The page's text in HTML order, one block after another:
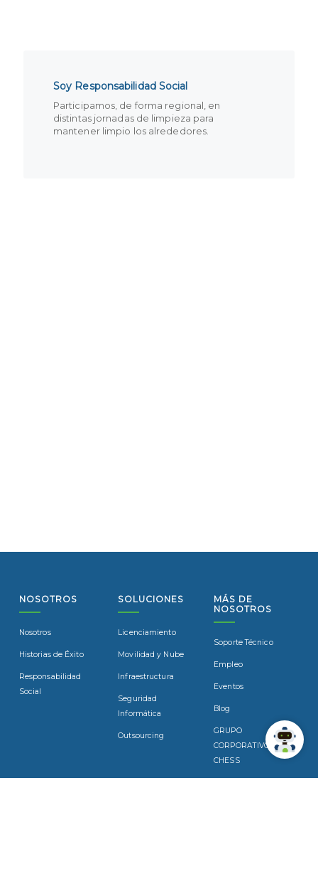
Soy Responsabilidad Social
Participamos, de forma regional, en
distintas jornadas de limpieza para
mantener limpio los alrededores.
NOSOTROS
Nosotros
Historias de Éxito
Responsabilidad
Social
SOLUCIONES
Licenciamiento
Movilidad y Nube
Infraestructura
Seguridad
Informática
Outsourcing
MÁS DE
NOSOTROS
Soporte Técnico
Empleo
Eventos
Blog
GRUPO
CORPORATIVO
CHESS